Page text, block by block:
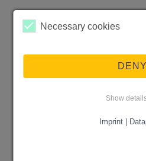
Necessary cookies
DENY
Show
Imprint |